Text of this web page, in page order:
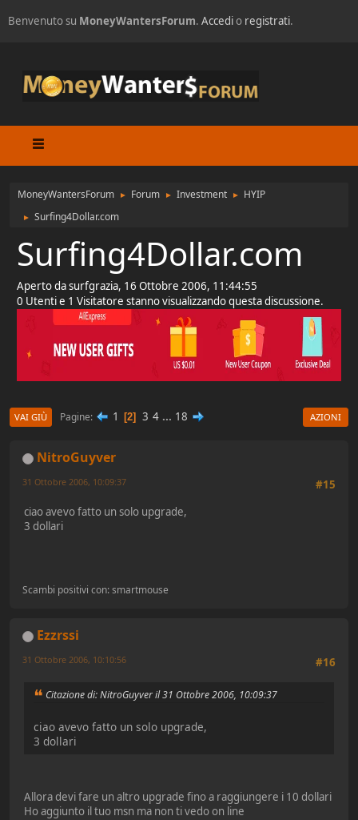
Benvenuto su MoneyWantersForum. Accedio registrati.
MoneyWantersForum ► Forum ► Investment ► HYIP
► Surfing4Dollar.com
Surfing4Dollar.com
Aperto da surfgrazia, 16 Ottobre 2006, 11:44:55
0 Utenti e 1 Visitatore stanno visualizzando questa discussione.
VAI GIÙ Pagine 1 2 3 4 ... 18 AZIONI
NitroGuyver
#15
31 Ottobre 2006, 10:09:37
ciao avevo fatto un solo upgrade,
3 dollari
Scambi positivi con: smartmouse
Ezzrssi
#16
31 Ottobre 2006, 10:10:56
Citazione di: NitroGuyver il 31 Ottobre 2006, 10:09:37
ciao avevo fatto un solo upgrade,
3 dollari
Allora devi fare un altro upgrade fino a raggiungere i 10 dollari
Ho aggiunto il tuo msn ma non ti vedo on line